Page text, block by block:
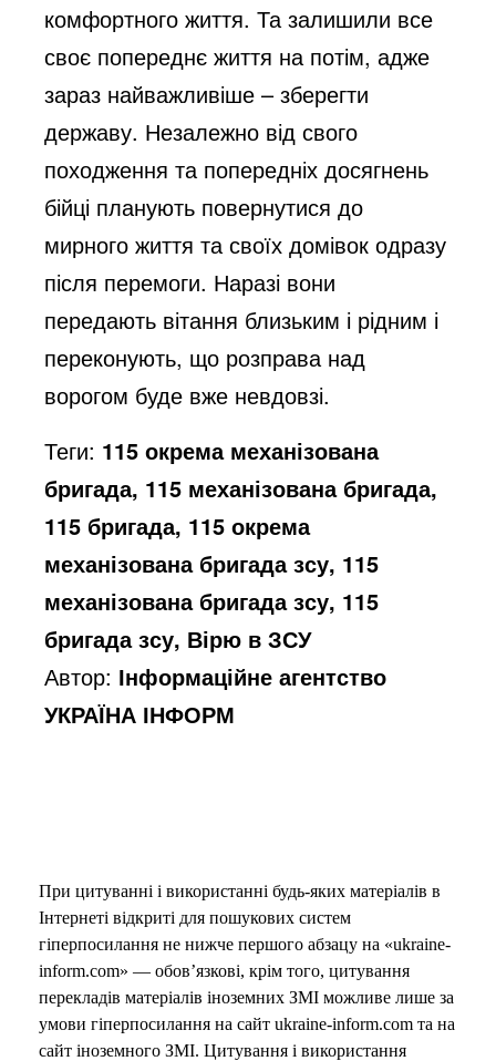
комфортного життя. Та залишили все
своє попереднє життя на потім, адже
зараз найважливіше – зберегти
державу. Незалежно від свого
походження та попередніх досягнень
бійці планують повернутися до
мирного життя та своїх домівок одразу
після перемоги. Наразі вони
передають вітання близьким і рідним і
переконують, що розправа над
ворогом буде вже невдовзі.
Теги: 115 окрема механізована
бригада, 115 механізована бригада,
115 бригада, 115 окрема
механізована бригада зсу, 115
механізована бригада зсу, 115
бригада зсу, Вірю в ЗСУ
Автор: Інформаційне агентство
УКРАЇНА ІНФОРМ
При цитуванні і використанні будь-яких матеріалів в
Інтернеті відкриті для пошукових систем
гіперпосилання не нижче першого абзацу на «ukraine-
inform.com» — обов’язкові, крім того, цитування
перекладів матеріалів іноземних ЗМІ можливе лише за
умови гіперпосилання на сайт ukraine-inform.com та на
сайт іноземного ЗМІ. Цитування і використання